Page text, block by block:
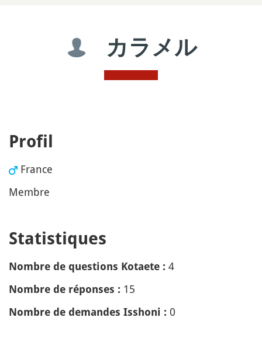
カラメル
Profil
France
Membre
Statistiques
Nombre de questions Kotaete : 4
Nombre de réponses : 15
Nombre de demandes Isshoni : 0